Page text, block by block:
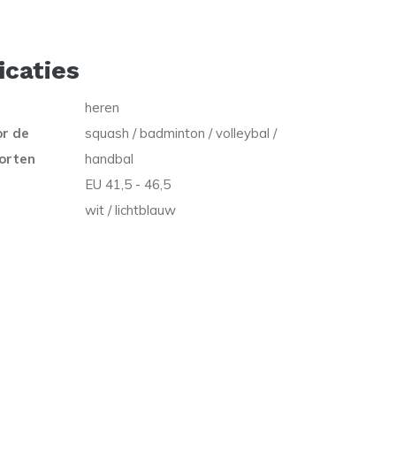
heren
de
squash / badminton / volleybal /
handbal
EU 41,5 - 46,5
wit / lichtblauw